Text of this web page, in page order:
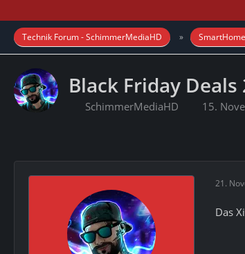
Technik Forum - SchimmerMediaHD
Black Friday Deals
SchimmerMediaHD 15.
21.
Das